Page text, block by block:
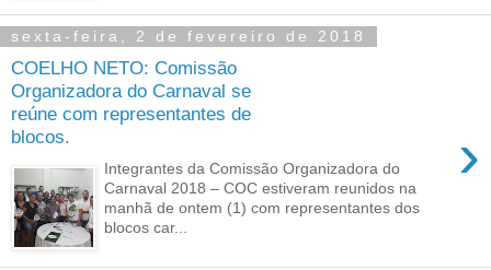
sexta-feira, 2 de fevereiro de 2018
COELHO NETO: Comissão
Organizadora do Carnaval se
reúne com representantes de
blocos.
›
Integrantes da Comissão Organizadora do
Carnaval 2018 – COC estiveram reunidos na
manhã de ontem (1) com representantes dos
blocos car...